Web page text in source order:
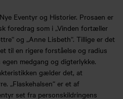
Eventyr og Historier. Prosaen er
foredrag som i „Vinden fortæller
og „Anne Lisbeth“. Tillige er det
til en rigere forståelse og radius
medgang og digterlykke.
gælder det, at
„Flaskehalsen“ er et af
set fra personskildringens